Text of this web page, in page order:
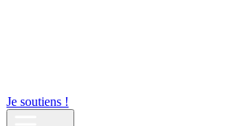
Je soutiens !